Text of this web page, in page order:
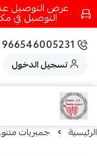
التوصيل في
966546005231
تسجيل الدخول
الرئيسية جمبريات